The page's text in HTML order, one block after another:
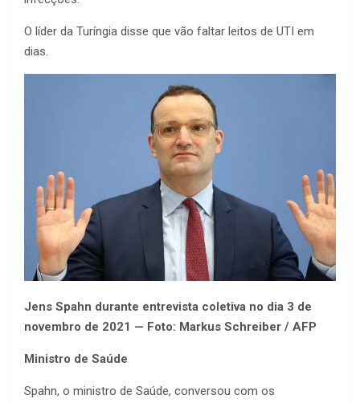
O líder da Turíngia disse que vão faltar leitos de UTI em
dias.
Jens Spahn durante entrevista coletiva no dia 3 de
novembro de 2021 — Foto: Markus Schreiber / AFP
Ministro de Saúde
Spahn, o ministro de Saúde, conversou com os